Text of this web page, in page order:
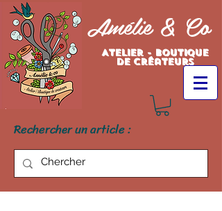
Amélie & Co
Atelier - Boutique
de créateurs
Rechercher un article :